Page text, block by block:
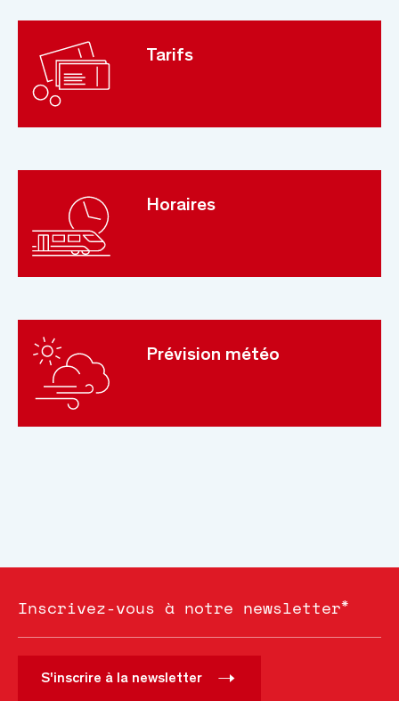
Tarifs
Horaires
Prévision météo
Inscrivez-vous à notre newsletter*
S'inscrire à la newsletter